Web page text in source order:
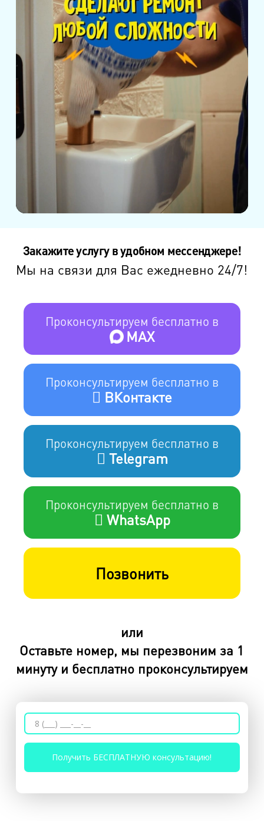
Закажите услугу в удобном мессенджере!
Мы на связи для Вас ежедневно 24/7!
Проконсультируем бесплатно в
MAX
Проконсультируем бесплатно в
ВКонтакте
Проконсультируем бесплатно в
Telegram
Проконсультируем бесплатно в
WhatsApp
Позвонить
или
Оставьте номер, мы перезвоним за 1
минуту и бесплатно проконсультируем